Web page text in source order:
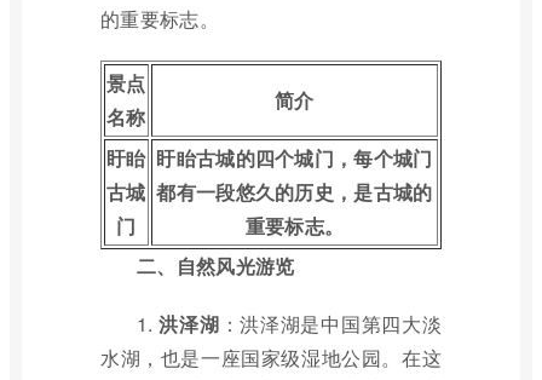
的重要标志。
景点
名称
简介
盱眙
古城
门
盱眙古城的四个城门，每个城门
都有一段悠久的历史，是古城的
重要标志。
二、自然风光游览
1.洪泽湖 ：洪泽湖是中国第四大淡
水湖，也是一座国家级湿地公园。在这